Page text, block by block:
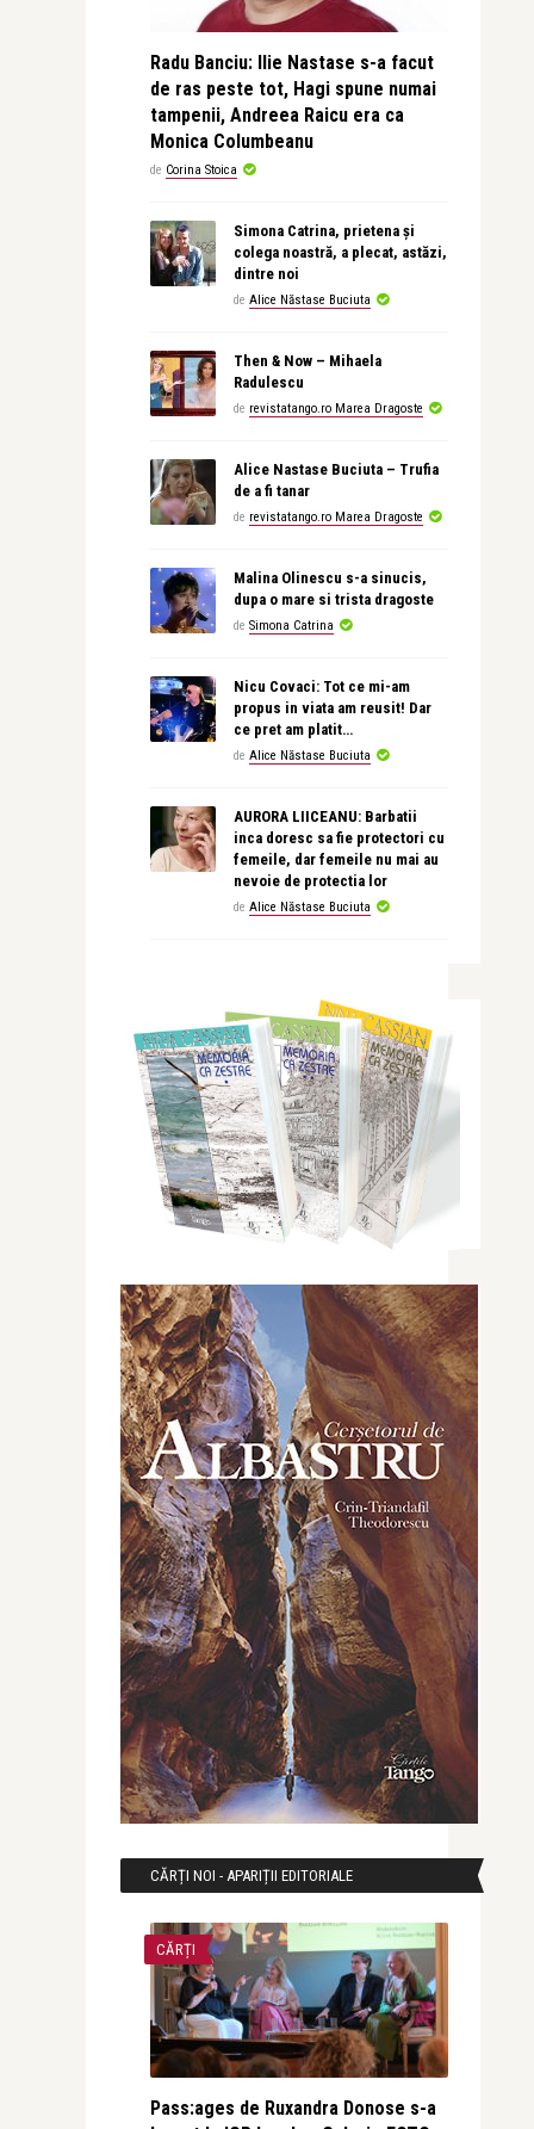
Radu Banciu: Ilie Nastase s-a facut
de ras peste tot, Hagi spune numai
tampenii, Andreea Raicu era ca
Monica Columbeanu
de Corina Stoica
Simona Catrina, prietena și
colega noastră, a plecat, astăzi,
dintre noi
de Alice Năstase Buciuta
Then & Now – Mihaela
Radulescu
de revistatango.ro Marea Dragoste
Alice Nastase Buciuta – Trufia
de a fi tanar
de revistatango.ro Marea Dragoste
Malina Olinescu s-a sinucis,
dupa o mare si trista dragoste
de Simona Catrina
Nicu Covaci: Tot ce mi-am
propus in viata am reusit! Dar
ce pret am platit…
de Alice Năstase Buciuta
AURORA LIICEANU: Barbatii
inca doresc sa fie protectori cu
femeile, dar femeile nu mai au
nevoie de protectia lor
de Alice Năstase Buciuta
CĂRȚI NOI - APARIȚII EDITORIALE
CĂRȚI
Pass:ages de Ruxandra Donose s-a